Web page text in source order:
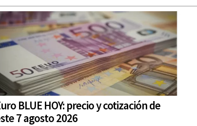
BLUE HOY: precio y cotización de
7 agosto 2026